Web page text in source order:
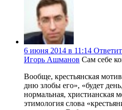
6 июня 2014 в 11:14
Игорь Ашманов Сам себе
Вообще, крестьянская
дню злобы его», «будет
нормальная, христианская
этимология слова